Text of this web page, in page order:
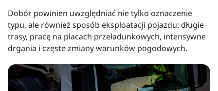
Dobór powinien uwzględniać nie tylko oznaczenie
typu, ale również sposób eksploatacji pojazdu: długie
trasy, pracę na placach przeładunkowych, intensywne
drgania i częste zmiany warunków pogodowych.